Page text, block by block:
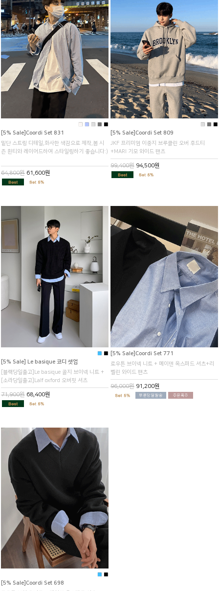
■ ■ ■ ■ ■
[5% Sale]Coordi Set 831
밑단 스트링 디테일,화사한 색감으로 제작,봄 시
즌 흰티와 레이어드하여 스타일링하기 좋습니다:)
64,800원 61,600원
■ ■ ■
[5% Sale]Coordi Set 809
JKF 프리미엄 이중지 브루클린 오버 후드티
+MARI 기모 와이드 팬츠
99,400원 94,500원
■ ■
[5% Sale] Le basique 코디 셋업
[블랙당일출고]Le basique 골지 브이넥 니트 +
[소라당일출고]Lalf oxford 오버핏 셔츠
71,900원 68,400원
[5% Sale]Coordi Set 771
로우튼 브이넥 니트 + 메이덴 옥스퍼드 셔츠+리
벨린 와이드 팬츠
96,000원 91,200원
[5% Sale]Coordi Set 698